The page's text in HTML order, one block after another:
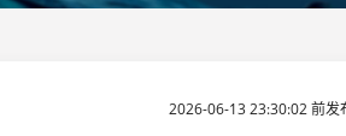
2026-06-13 23:30:02 前